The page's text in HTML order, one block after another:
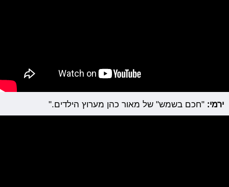
ירמי: "חכם בשמש" של מאור כהן מערוץ הילדים."